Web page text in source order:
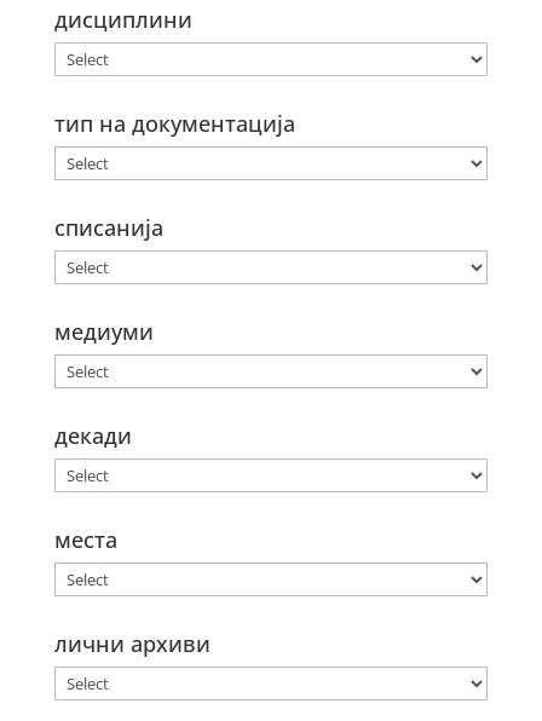
дисциплини
тип на документација
списанија
медиуми
декади
места
лични архиви